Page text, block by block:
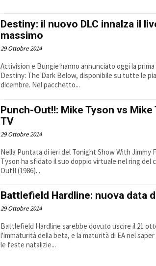
Destiny: il nuovo DLC innalza il
massimo
29 Ottobre 2014
Activision e Bungie hanno annunciato oggi la
Destiny: The Dark Below, disponibile su tutte le
dicembre. Nel pacchetto...
Punch-Out!!: Mike Tyson vs Mike
TV
29 Ottobre 2014
Nella Puntata di ieri del Tonight Show With Jimmy
Tyson ha sfidato il suo doppio virtuale nel ring del
Out!! (1986)...
Battlefield Hardline: nuova data
29 Ottobre 2014
Battlefield Hardline sarebbe dovuto uscire il 21
l'immaturità della beta, e la maturità di EA nel saper
le feste natalizie...